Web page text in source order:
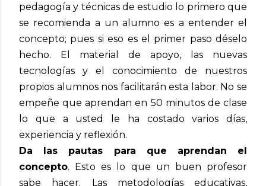
pedagogía y técnicas de estudio lo primero que
se recomienda a un alumno es a entender el
concepto; pues si eso es el primer paso déselo
hecho. El material de apoyo, las nuevas
tecnologías y el conocimiento de nuestros
propios alumnos nos facilitarán esta labor. No se
empeñe que aprendan en 50 minutos de clase
lo que a usted le ha costado varios días,
experiencia y reflexión.
Da las pautas para que aprendan el
concepto. Esto es lo que un buen profesor
sabe hacer. Las metodologías educativas,